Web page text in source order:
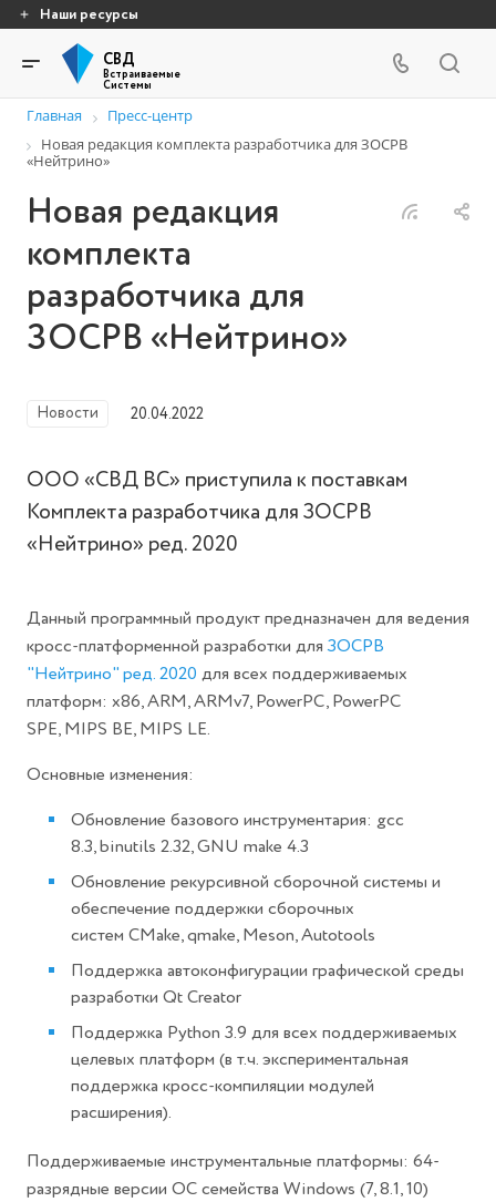
Наши ресурсы
СВД
Встраиваемые
Системы
Главная
Пресс-центр
Новая редакция комплекта разработчика для ЗОСРВ
«Нейтрино»
Новая редакция
комплекта
разработчика для
ЗОСРВ «Нейтрино»
Новости 20.04.2022
ООО «СВД ВС» приступила к поставкам
Комплекта разработчика для ЗОСРВ
«Нейтрино» ред. 2020
Данный программный продукт предназначен для ведения
кросс-платформенной разработки дляЗОСРВ
"Нейтрино" ред. 2020 для всех поддерживаемых
платформ: x86, ARM, ARMv7, PowerPC, PowerPC
SPE, MIPS BE, MIPS LE.
Основные изменения:
Обновление базового инструментария: gcc
8.3, binutils 2.32, GNU make 4.3
Обновление рекурсивной сборочной системы и
обеспечение поддержки сборочных
систем CMake, qmake, Meson, Autotools
Поддержка автоконфигурации графической среды
разработки Qt Creator
Поддержка Python 3.9 для всех поддерживаемых
целевых платформ (в т.ч. экспериментальная
поддержка кросс-компиляции модулей
расширения).
Поддерживаемые инструментальные платформы: 64-
разрядные версии ОС семейства Windows (7, 8.1, 10)